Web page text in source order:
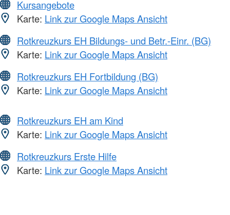
Kursangebote
Karte: Link zur Google Maps Ansicht
Rotkreuzkurs EH Bildungs- und Betr.-Einr. (BG)
Karte: Link zur Google Maps Ansicht
Rotkreuzkurs EH Fortbildung (BG)
Karte: Link zur Google Maps Ansicht
Rotkreuzkurs EH am Kind
Karte: Link zur Google Maps Ansicht
Rotkreuzkurs Erste Hilfe
Karte: Link zur Google Maps Ansicht